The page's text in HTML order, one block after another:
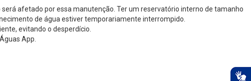
afetado por essa manutenção. Ter um reservatório interno de tamanho
de água estiver temporariamente interrompido.
evitando o desperdício.
App.